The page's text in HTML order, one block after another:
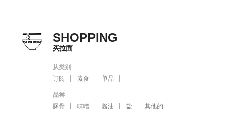
SHOPPING
买拉面
从类别
订阅
素食 单品
品尝
豚骨
味噌 酱油 盐 其他的